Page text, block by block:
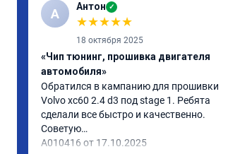
А Антон ✓
★★★★★
18 октября 2025
«Чип тюнинг, прошивка двигателя
автомобиля»
Обратился в кампанию для прошивки
Volvo xc60 2.4 d3 под stage 1. Ребята
сделали все быстро и качественно.
Советую
А010416 от 17.10.2025